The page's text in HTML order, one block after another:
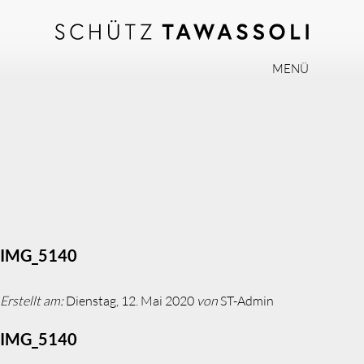
MENÜ
IMG_5140
Erstellt am:Dienstag, 12. Mai 2020 vonST-Admin
IMG_5140